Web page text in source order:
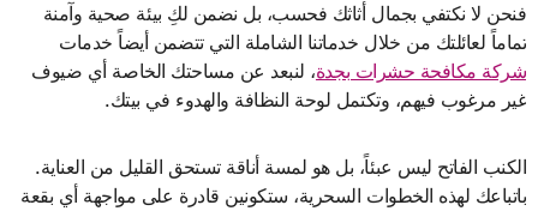
فنحن لا نكتفي بجمال أثاثك فحسب، بل نضمن لكِ بيئة صحية وآمنة
تماماً لعائلتك من خلال خدماتنا الشاملة التي تتضمن أيضاً خدمات
شركة مكافحة حشرات بجدة، لنبعد عن مساحتك الخاصة أي ضيوف
غير مرغوب فيهم، وتكتمل لوحة النظافة والهدوء في بيتك.
الكنب الفاتح ليس عبئاً، بل هو لمسة أناقة تستحق القليل من العناية.
باتباعك لهذه الخطوات السحرية، ستكونين قادرة على مواجهة أي بقعة